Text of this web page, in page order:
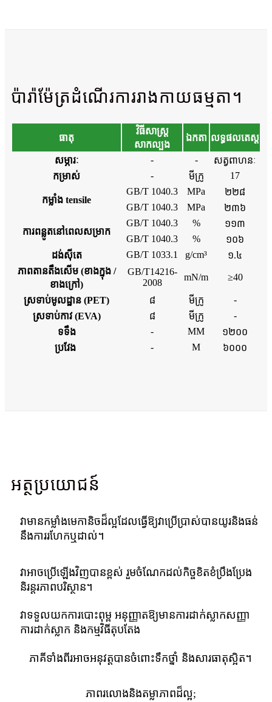
ប៉ារ៉ាម៉ែត្រដំណើរការរាងកាយធម្មតា។
ធាតុ
វិធីសាស្រ្ត
សាកល្បង
ឯកតា លទ្ធផលតេស្ត
សម្ភារៈ - -
សត្វពាហនៈ
កម្រាស់
- មីក្រូ 17
កម្លាំង tensile
GB/T 1040.3 MPa
២២៨
GB/T 1040.3
MPa ២៣៦
ការពន្លូតនៅពេលសម្រាក
GB/T 1040.3 %
១១៣
GB/T 1040.3
%
១០៦
ដង់ស៊ីតេ
GB/T 1033.1 g/cm³
១.៤
ភាពតានតឹងសើម (ខាងក្នុង /
ខាងក្រៅ)
GB/T14216-
2008
mN/m ≥40
ស្រទាប់មូលដ្ឋាន (PET) ៨ មីក្រូ
-
ស្រទាប់កាវ (EVA)
៨ មីក្រូ
-
ទទឹង
- MM
១២០០
ប្រវែង
- M ៦០០០
អត្ថប្រយោជន៍
វា​មាន​កម្លាំង​មេកានិច​ដ៏​ល្អ​ដែល​ធ្វើ​ឱ្យ​វា​ប្រើប្រាស់​បានយូរ​និង​ធន់​
នឹង​ការ​រហែក​ឬ​ដាល់​។
វា​អាច​ប្រើ​ឡើងវិញ​បាន​ខ្ពស់ រួម​ចំណែក​ដល់​កិច្ច​ខិត​ខំ​ប្រឹង​ប្រែង​
និរន្តរភាព​បរិស្ថាន។
វាទទួលយកការបោះពុម្ព អនុញ្ញាតឱ្យមានការដាក់ស្លាកសញ្ញា
ការដាក់ស្លាក និងកម្មវិធីតុបតែង
ភាគីទាំងពីរអាចអនុវត្តបានចំពោះទឹកថ្នាំ និងសារធាតុស្អិត។
ភាពរលោងនិងតម្លាភាពដ៏ល្អ;